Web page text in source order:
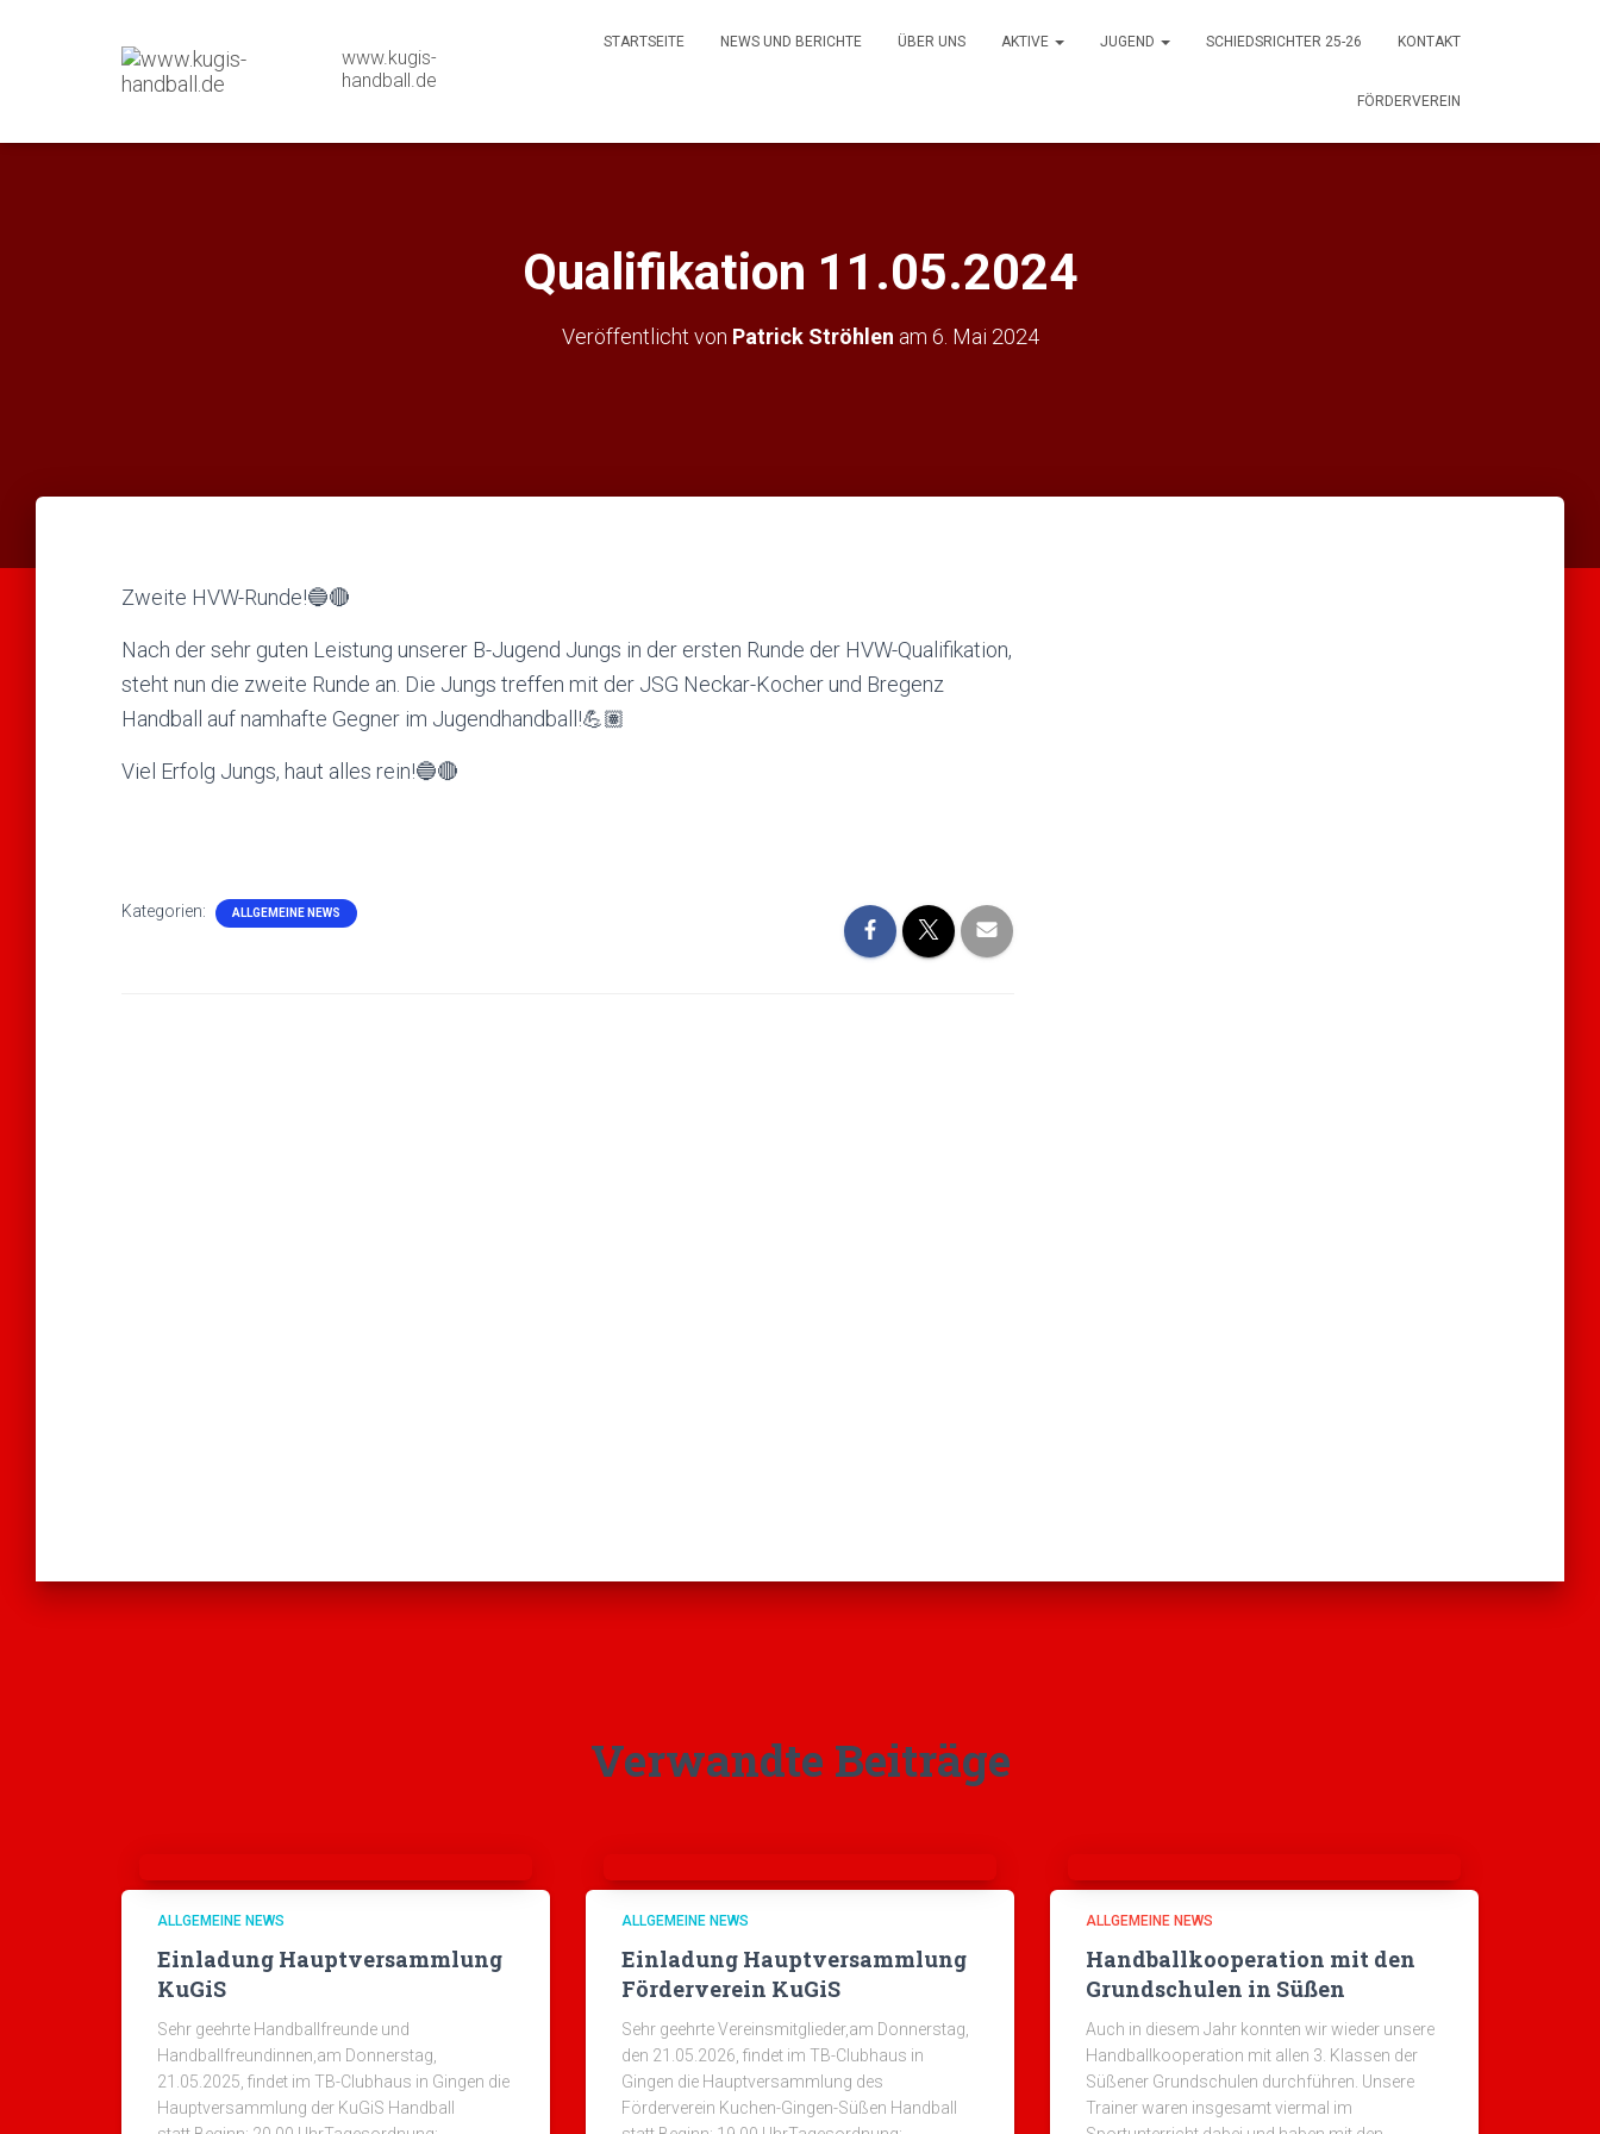
www.kugis-
handball.de
STARTSEITE NEWS UND BERICHTE ÜBER UNS AKTIVE JUGEND SCHIEDSRICHTER 25-26 KONTAKT
FÖRDERVEREIN
Qualifikation 11.05.2024
Veröffentlicht von Patrick Ströhlen am 6. Mai 2024
Zweite HVW-Runde!🔵🔴
Nach der sehr guten Leistung unserer B-Jugend Jungs in der ersten Runde der HVW-Qualifikation,
steht nun die zweite Runde an. Die Jungs treffen mit der JSG Neckar-Kocher und Bregenz
Handball auf namhafte Gegner im Jugendhandball!💪🏽
Viel Erfolg Jungs, haut alles rein!🔵🔴
Kategorien: ALLGEMEINE NEWS
Verwandte Beiträge
ALLGEMEINE NEWS
Einladung Hauptversammlung
KuGiS
Sehr geehrte Handballfreunde und
Handballfreundinnen,am Donnerstag,
21.05.2025, findet im TB-Clubhaus in Gingen die
Hauptversammlung der KuGiS Handball
ALLGEMEINE NEWS
Einladung Hauptversammlung
Förderverein KuGiS
Sehr geehrte Vereinsmitglieder,am Donnerstag,
den 21.05.2026, findet im TB-Clubhaus in
Gingen die Hauptversammlung des
Förderverein Kuchen-Gingen-Süßen Handball
ALLGEMEINE NEWS
Handballkooperation mit den
Grundschulen in Süßen
Auch in diesem Jahr konnten wir wieder unsere
Handballkooperation mit allen 3. Klassen der
Süßener Grundschulen durchführen. Unsere
Trainer waren insgesamt viermal im